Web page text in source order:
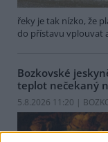
řeky je tak nízko, že
do přístavu vplouvat
Bozkovské
teplot nečekaný
5.8.2026 11:20 |